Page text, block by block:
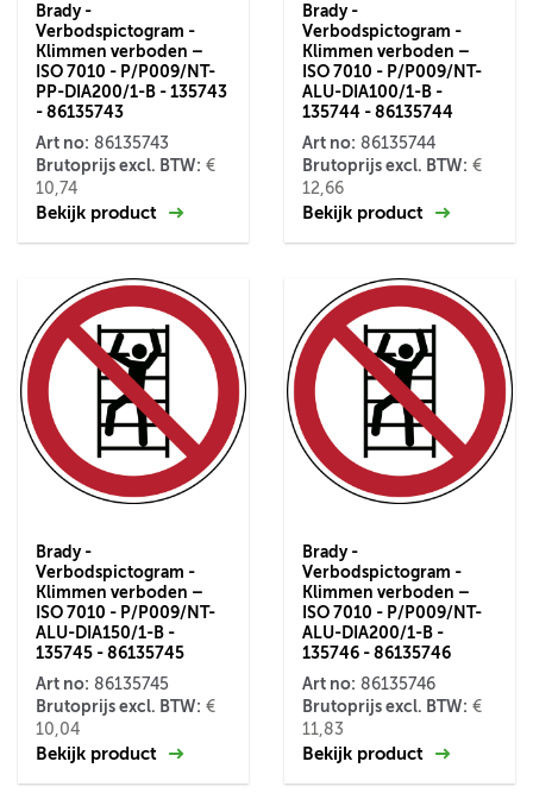
Brady -
Verbodspictogram -
Klimmen verboden –
ISO 7010 - P/P009/NT-
PP-DIA200/1-B - 135743
- 86135743
Art no: 86135743
Brutoprijs excl. BTW: €
10,74
Bekijk product
Brady -
Verbodspictogram -
Klimmen verboden –
ISO 7010 - P/P009/NT-
ALU-DIA100/1-B -
135744 - 86135744
Art no: 86135744
Brutoprijs excl. BTW: €
12,66
Bekijk product
Brady -
Verbodspictogram -
Klimmen verboden –
ISO 7010 - P/P009/NT-
ALU-DIA150/1-B -
135745 - 86135745
Art no: 86135745
Brutoprijs excl. BTW: €
10,04
Bekijk product
Brady -
Verbodspictogram -
Klimmen verboden –
ISO 7010 - P/P009/NT-
ALU-DIA200/1-B -
135746 - 86135746
Art no: 86135746
Brutoprijs excl. BTW: €
11,83
Bekijk product